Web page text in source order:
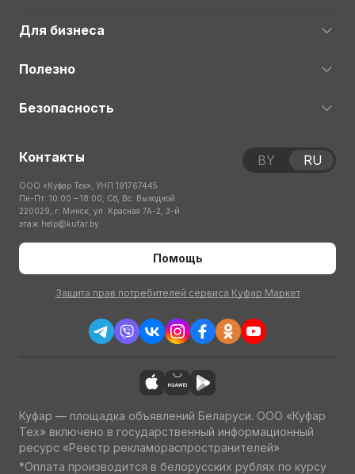
Для бизнеса
Полезно
Безопасность
Контакты
ООО «Куфар Тех», УНП 191767445
Пн-Пт: 10:00 – 18:00; Сб, Вс: Выходной
220029, г. Минск, ул. Красная 7А-2, 3-й
этаж help@kufar.by
Помощь
Защита прав потребителей сервиса Куфар Маркет
BY RU
Куфар — площадка объявлений Беларуси. ООО «Куфар
Тех» включено в государственный информационный
ресурс «Реестр рекламораспространителей»
*Оплата производится в белорусских рублях по курсу